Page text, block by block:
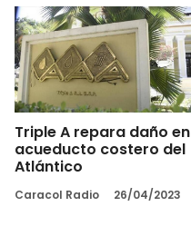
Triple A repara daño en
acueducto costero del
Atlántico
Caracol Radio 26/04/2023